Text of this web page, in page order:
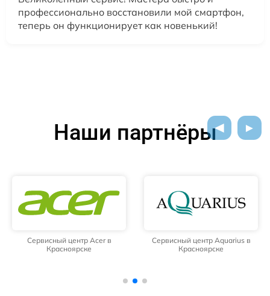
профессионально восстановили мой смартфон,
теперь он функционирует как новенький!
Наши партнёры
Сервисный центр Acer в
Красноярске
Сервисный центр Aquarius в
Красноярске